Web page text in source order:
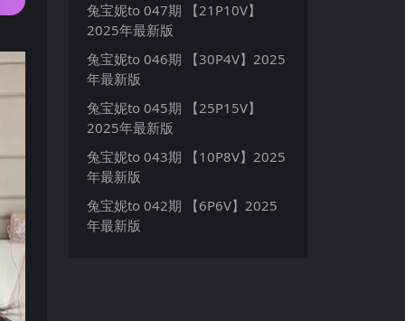
兔宝妮to 047期 【21P10V】
2025年最新版
兔宝妮to 046期 【30P4V】2025
年最新版
兔宝妮to 045期 【25P15V】
2025年最新版
兔宝妮to 043期 【10P8V】2025
年最新版
兔宝妮to 042期 【6P6V】2025
年最新版